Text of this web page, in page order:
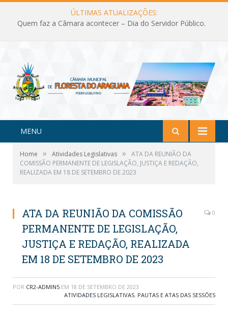
ÚLTIMAS ATUALIZAÇÕES:
Quem faz a Câmara acontecer – Dia do Servidor Público.
MENU
Home » Atividades Legislativas »
ATA DA REUNIÃO DA
COMISSÃO PERMANENTE DE LEGISLAÇÃO, JUSTIÇA E REDAÇÃO,
REALIZADA EM 18 DE SETEMBRO DE 2023
ATA DA REUNIÃO DA COMISSÃO
PERMANENTE DE LEGISLAÇÃO,
JUSTIÇA E REDAÇÃO, REALIZADA
EM 18 DE SETEMBRO DE 2023
0
POR CR2-ADMIN5 EM 18 DE SETEMBRO DE 2023
ATIVIDADES LEGISLATIVAS, PAUTAS E ATAS DAS SESSÕES